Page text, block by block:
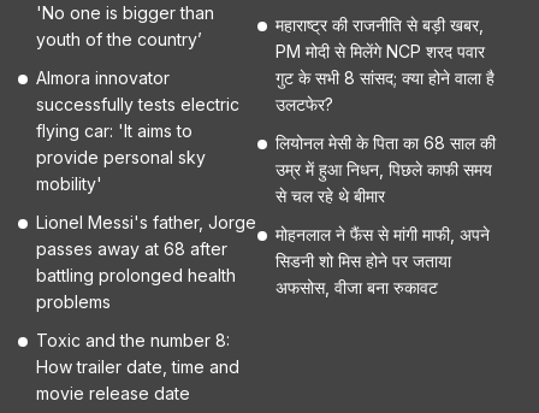
'No one is bigger than
youth of the country’
Almora innovator
successfully tests electric
flying car: 'It aims to
provide personal sky
mobility'
Lionel Messi's father, Jorge
passes away at 68 after
battling prolonged health
problems
Toxic and the number 8:
How trailer date, time and
movie release date
महाराष्ट्र की राजनीति से बड़ी खबर,
PM मोदी से मिलेंगे NCP शरद पवार
गुट के सभी 8 सांसद; क्या होने वाला है
उलटफेर?
लियोनल मेसी के पिता का 68 साल की
उम्र में हुआ निधन, पिछले काफी समय
से चल रहे थे बीमार
मोहनलाल ने फैंस से मांगी माफी, अपने
सिडनी शो मिस होने पर जताया
अफसोस, वीजा बना रुकावट